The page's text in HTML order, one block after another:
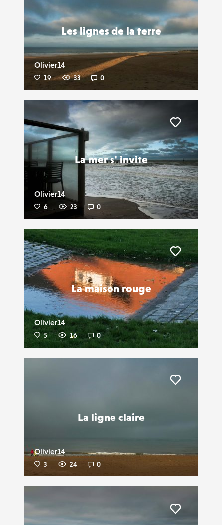
Les lignes de la terre
Olivier14
19 33 0
La mer s' invite
Olivier14
6 23 0
La maison rouge
Olivier14
5 16 0
Liker
La ligne claire
Olivier14
3 24 0